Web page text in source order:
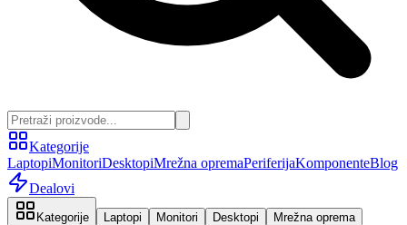
Kategorije
LaptopiMonitoriDesktopiMrežna opremaPeriferijaKomponenteBlog
Dealovi
Kategorije Laptopi Monitori Desktopi
Mrežna oprema